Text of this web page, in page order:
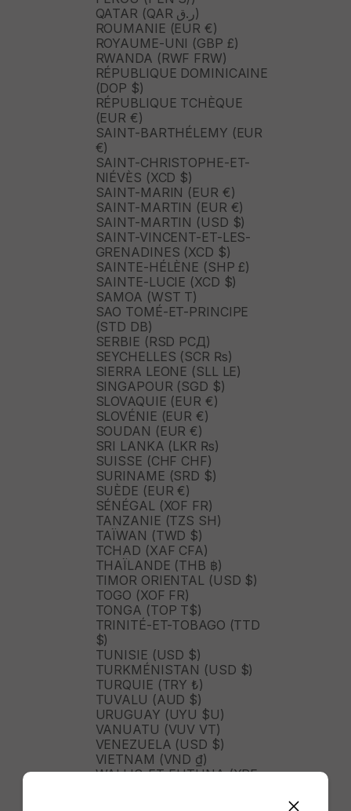
QATAR (QAR ر.ق)
ROUMANIE (EUR €)
ROYAUME-UNI (GBP £)
RWANDA (RWF FRW)
RÉPUBLIQUE DOMINICAINE
(DOP $)
RÉPUBLIQUE TCHÈQUE
(EUR €)
SAINT-BARTHÉLEMY (EUR
€)
SAINT-CHRISTOPHE-ET-
NIÉVÈS (XCD $)
SAINT-MARIN (EUR €)
SAINT-MARTIN (EUR €)
SAINT-MARTIN (USD $)
SAINT-VINCENT-ET-LES-
GRENADINES (XCD $)
SAINTE-HÉLÈNE (SHP £)
SAINTE-LUCIE (XCD $)
SAMOA (WST T)
SAO TOMÉ-ET-PRINCIPE
(STD DB)
SERBIE (RSD РСД)
SEYCHELLES (SCR ₨)
SIERRA LEONE (SLL LE)
SINGAPOUR (SGD $)
SLOVAQUIE (EUR €)
SLOVÉNIE (EUR €)
SOUDAN (EUR €)
SRI LANKA (LKR ₨)
SUISSE (CHF CHF)
SURINAME (SRD $)
SUÈDE (EUR €)
SÉNÉGAL (XOF FR)
TANZANIE (TZS SH)
TAÏWAN (TWD $)
TCHAD (XAF CFA)
THAÏLANDE (THB ฿)
TIMOR ORIENTAL (USD $)
TOGO (XOF FR)
TONGA (TOP T$)
TRINITÉ-ET-TOBAGO (TTD
$)
TUNISIE (USD $)
TURKMÉNISTAN (USD $)
TURQUIE (TRY ₺)
TUVALU (AUD $)
URUGUAY (UYU $U)
VANUATU (VUV VT)
VENEZUELA (USD $)
VIETNAM (VND ₫)
WALLIS-ET-FUTUNA (XPF